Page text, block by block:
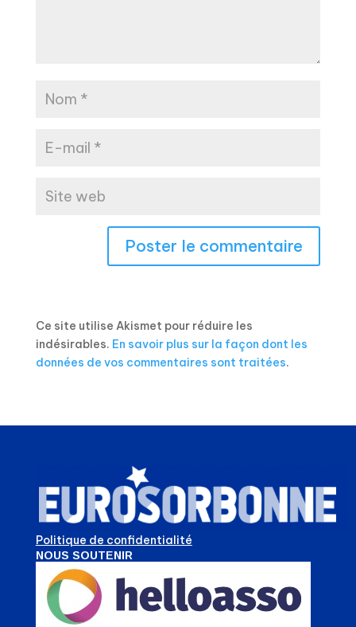
Ce site utilise Akismet pour réduire les
indésirables. En savoir plus sur la façon dont les
données de vos commentaires sont traitées.
Politique de confidentialité
NOUS SOUTENIR